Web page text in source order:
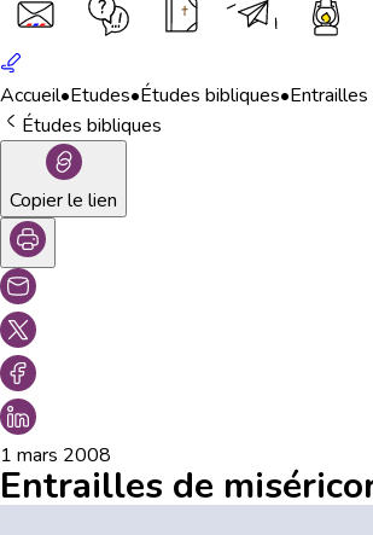
Accueil•Etudes•Études bibliques•
Études bibliques
Copier le lien
1 mars 2008
Entrailles de